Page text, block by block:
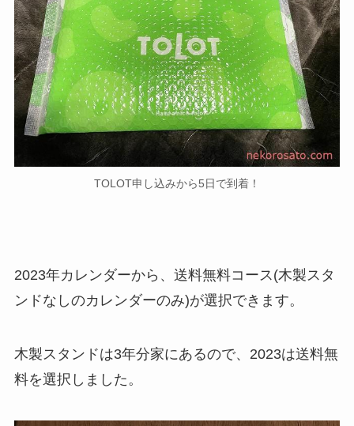
TOLOT申し込みから5日で到着！
2023年カレンダーから、送料無料コース(木製スタ
ンドなしのカレンダーのみ)が選択できます。
木製スタンドは3年分家にあるので、2023は送料無
料を選択しました。